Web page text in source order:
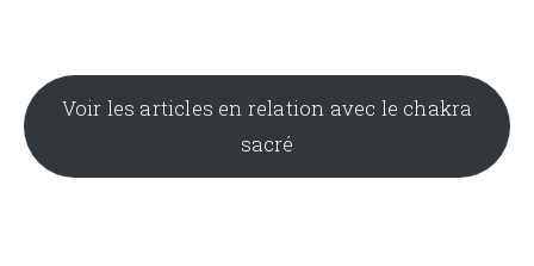
Voir les articles en relation avec le chakra
sacré